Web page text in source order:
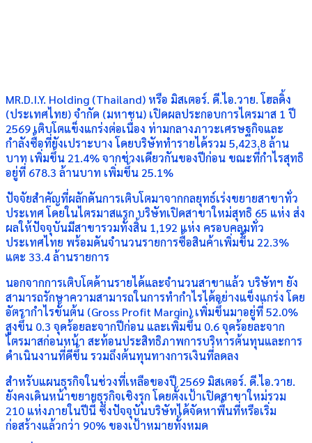
MR.D.I.Y. Holding (Thailand) หรือ มิสเตอร์. ดี.ไอ.วาย. โฮลดิ้ง
(ประเทศไทย) จำกัด (มหาชน) เปิดผลประกอบการไตรมาส 1 ปี
2569 เติบโตแข็งแกร่งต่อเนื่อง ท่ามกลางภาวะเศรษฐกิจและ
กำลังซื้อที่ยังเปราะบาง โดยบริษัททำรายได้รวม 5,423.8 ล้าน
บาท เพิ่มขึ้น 21.4% จากช่วงเดียวกันของปีก่อน ขณะที่กำไรสุทธิ
อยู่ที่ 678.3 ล้านบาท เพิ่มขึ้น 25.1%
ปัจจัยสำคัญที่ผลักดันการเติบโตมาจากกลยุทธ์เร่งขยายสาขาทั่ว
ประเทศ โดยในไตรมาสแรก บริษัทเปิดสาขาใหม่สุทธิ 65 แห่ง ส่ง
ผลให้ปัจจุบันมีสาขารวมทั้งสิ้น 1,192 แห่ง ครอบคลุมทั่ว
ประเทศไทย พร้อมดันจำนวนรายการซื้อสินค้าเพิ่มขึ้น 22.3%
แตะ 33.4 ล้านรายการ
นอกจากการเติบโตด้านรายได้และจำนวนสาขาแล้ว บริษัทฯ ยัง
สามารถรักษาความสามารถในการทำกำไรได้อย่างแข็งแกร่ง โดย
อัตรากำไรขั้นต้น (Gross Profit Margin) เพิ่มขึ้นมาอยู่ที่ 52.0%
สูงขึ้น 0.3 จุดร้อยละจากปีก่อน และเพิ่มขึ้น 0.6 จุดร้อยละจาก
ไตรมาสก่อนหน้า สะท้อนประสิทธิภาพการบริหารต้นทุนและการ
ดำเนินงานที่ดีขึ้น รวมถึงต้นทุนทางการเงินที่ลดลง
สำหรับแผนธุรกิจในช่วงที่เหลือของปี 2569 มิสเตอร์. ดี.ไอ.วาย.
ยังคงเดินหน้าขยายธุรกิจเชิงรุก โดยตั้งเป้าเปิดสาขาใหม่รวม
210 แห่งภายในปีนี้ ซึ่งปัจจุบันบริษัทได้จัดหาพื้นที่หรือเริ่ม
ก่อสร้างแล้วกว่า 90% ของเป้าหมายทั้งหมด